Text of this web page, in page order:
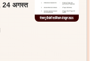
24 अगस्त